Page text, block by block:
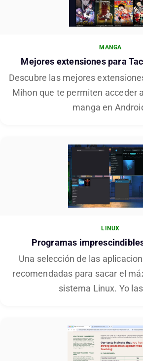
MANGA
Mejores extensiones para
Descubre las mejores
Mihon que te permiten acceder
manga en
LINUX
Programas
Una selección de las
recomendadas para sacar el
sistema Linux. Yo